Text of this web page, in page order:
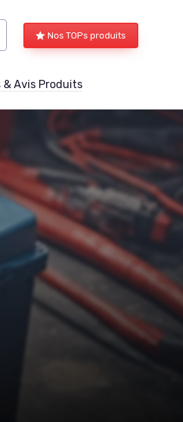
Nos TOPs produits
& Avis Produits